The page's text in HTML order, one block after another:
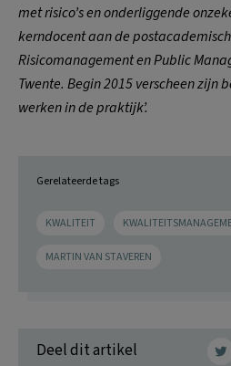
met risico’s en onderliggende
kerndocent aan de
Risicomanagement en Public
Twente. Begin 2015 verscheen zijn
werken in de praktijk’.
Gerelateerde tags
KWALITEIT
MARTIN VAN STAVEREN
Deel dit artikel